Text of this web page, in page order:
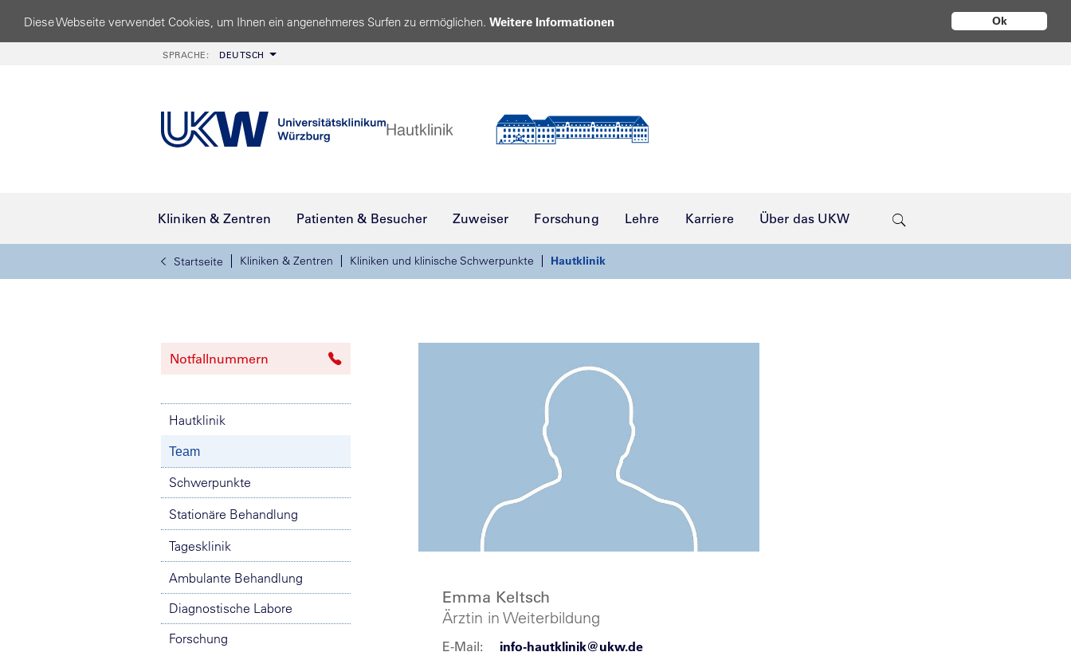
Ok
Diese Webseite verwendet Cookies, um Ihnen ein angenehmeres Surfen zu ermöglichen. Weitere Informationen
SPRACHE: DEUTSCH
Kliniken & Zentren Patienten & Besucher Zuweiser Forschung Lehre Karriere Über das UKW
Startseite Kliniken & Zentren Kliniken und klinische Schwerpunkte Hautklinik
Notfallnummern
Hautklinik
Team
Schwerpunkte
Stationäre Behandlung
Tagesklinik
Ambulante Behandlung
Diagnostische Labore
Forschung
Emma Keltsch
Ärztin in Weiterbildung
E-Mail: info-hautklinik@ukw.de